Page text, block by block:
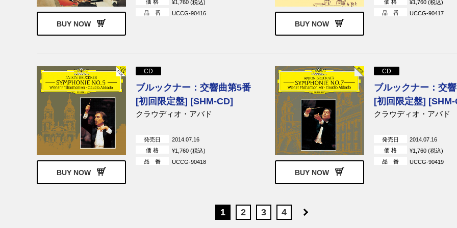
BUY NOW
価 格
¥1,760 (税込)
品 番
UCCG-90416
BUY NOW
価 格
¥1,760 (税込)
品 番
UCCG-90417
BUY NOW
CD
ブルックナー：交響曲第5番
[初回限定盤] [SHM-CD]
クラウディオ・アバド
発売日
2014.07.16
価 格
¥1,760 (税込)
品 番
UCCG-90418
BUY NOW
CD
ブルックナー：交
[初回限定盤] [SHM-
クラウディオ・アバド
発売日
2014.07.16
価 格
¥1,760 (税込)
品 番
UCCG-90419
1 2 3 4